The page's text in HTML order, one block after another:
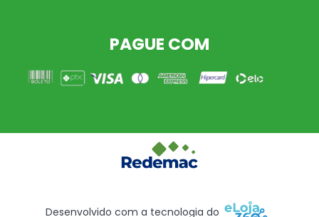
PAGUE COM
Desenvolvido com a tecnologia do